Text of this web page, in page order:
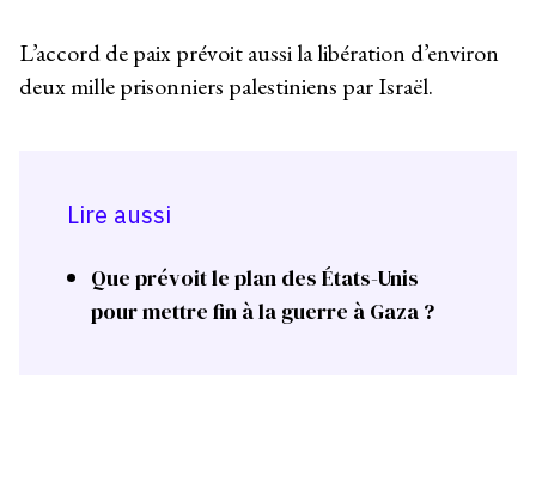
L’accord de paix prévoit aussi la libération d’environ
deux mille prisonniers palestiniens par Israël.
Lire aussi
Que prévoit le plan des États-Unis
pour mettre fin à la guerre à Gaza ?